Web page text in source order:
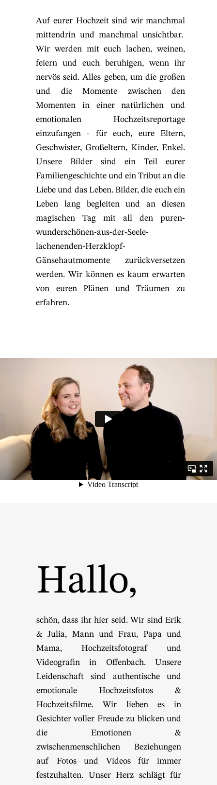
Auf eurer Hochzeit sind wir manchmal
mittendrin und manchmal unsichtbar.
Wir werden mit euch lachen, weinen,
feiern und euch beruhigen, wenn ihr
nervös seid. Alles geben, um die großen
und die Momente zwischen den
Momenten in einer natürlichen und
emotionalen Hochzeitsreportage
einzufangen - für euch, eure Eltern,
Geschwister, Großeltern, Kinder, Enkel.
Unsere Bilder sind ein Teil eurer
Familiengeschichte und ein Tribut an die
Liebe und das Leben. Bilder, die euch ein
Leben lang begleiten und an diesen
magischen Tag mit all den puren-
wunderschönen-aus-der-Seele-
lachenenden-Herzklopf-
Gänsehautmomente zurückversetzen
werden. Wir können es kaum erwarten
von euren Plänen und Träumen zu
erfahren.
Hallo,
schön, dass ihr hier seid. Wir sind Erik
& Julia, Mann und Frau, Papa und
Mama, Hochzeitsfotograf und
Videografin in Offenbach. Unsere
Leidenschaft sind authentische und
emotionale Hochzeitsfotos &
Hochzeitsfilme. Wir lieben es in
Gesichter voller Freude zu blicken und
die Emotionen &
zwischenmenschlichen Beziehungen
auf Fotos und Videos für immer
festzuhalten. Unser Herz schlägt für